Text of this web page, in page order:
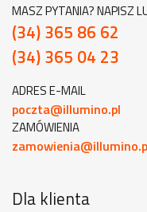
MASZ PYTANIA? NAPISZ
(34) 365 86 62
(34) 365 04 23
ADRES E-MAIL
poczta@illumino.pl
ZAMÓWIENIA
Dla klienta